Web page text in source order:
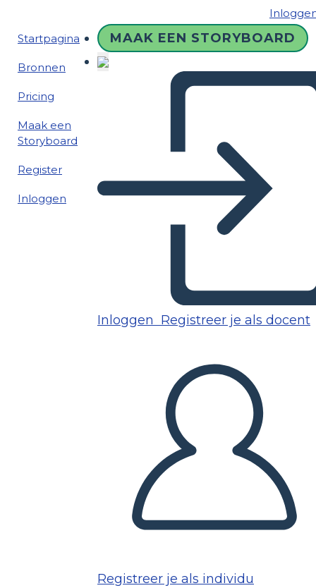
Startpagina
Bronnen
Pricing
Maak een
Storyboard
Register
Inloggen
MAAK EEN STORYBOARD
Inloggen Registreer je als docent
Registreer je als individu